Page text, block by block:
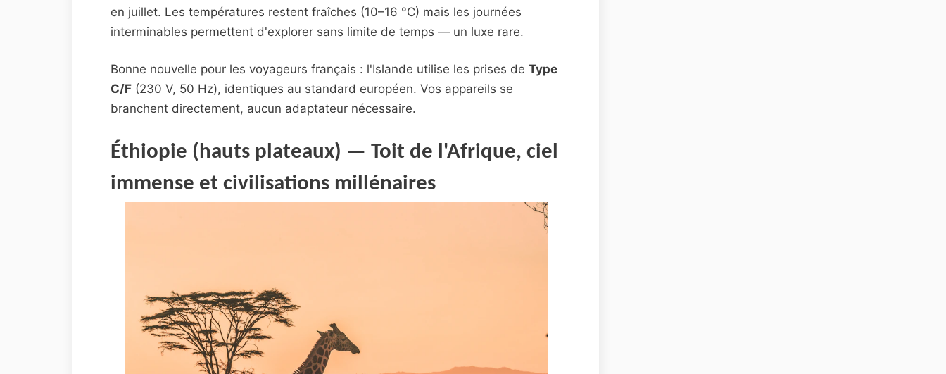
en juillet. Les températures restent fraîches (10–16 °C) mais les journées
interminables permettent d'explorer sans limite de temps — un luxe rare.
Bonne nouvelle pour les voyageurs français : l'Islande utilise les prises de Type
C/F (230 V, 50 Hz), identiques au standard européen. Vos appareils se
branchent directement, aucun adaptateur nécessaire.
Éthiopie (hauts plateaux) — Toit de l'Afrique, ciel
immense et civilisations millénaires